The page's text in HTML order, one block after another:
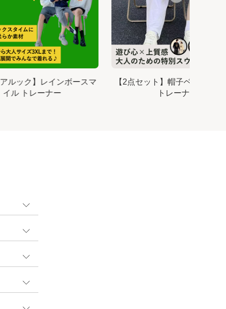
アルック】レインボースマ
イル トレーナー
【2点セット】帽子ベアーデ
トレーナー